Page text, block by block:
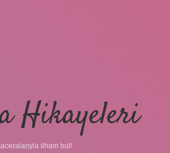
Hikayeleri
ilham bul!